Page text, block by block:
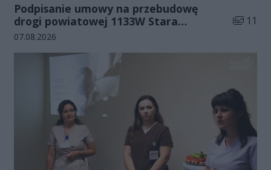
Podpisanie umowy na przebudowę
drogi powiatowej 1133W Stara
Błotnica - Jedlanka (zdjęcia)
Liczba
11
Data dodania galerii:
07.08.2026